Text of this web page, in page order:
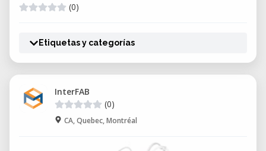
(0)
Etiquetas y categorías
InterFAB
(0)
CA, Quebec, Montréal